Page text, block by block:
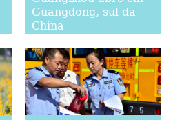
Guangdong, sul da
China